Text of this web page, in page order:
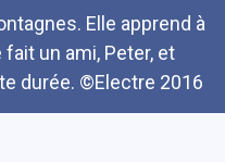
Elle apprend à
un ami, Peter, et
durée. ©Electre 2016